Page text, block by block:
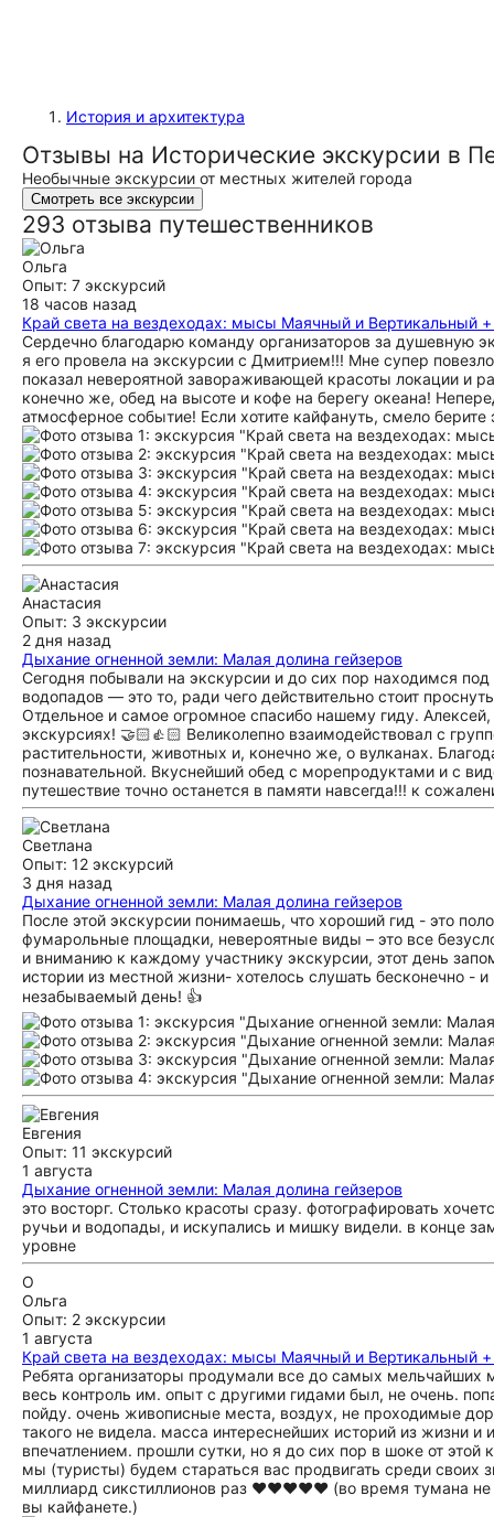
История и архитектура
Отзывы на Исторические экскурсии в
Необычные экскурсии от местных жителей города
Смотреть все экскурсии
293 отзыва путешественников
Ольга
Опыт: 7 экскурсий
18 часов назад
Край света на вездеходах: мысы Маячный и Вертикальный
Сердечно благодарю команду организаторов за душевную
я его провела на экскурсии с Дмитрием!!! Мне супер
показал невероятной завораживающей красоты локации и
конечно же, обед на высоте и кофе на берегу океана!
атмосферное событие! Если хотите кайфануть, смело
Анастасия
Опыт: 3 экскурсии
2 дня назад
Дыхание огненной земли: Малая долина гейзеров
Сегодня побывали на экскурсии и до сих пор находимся
водопадов — это то, ради чего действительно стоит
Отдельное и самое огромное спасибо нашему гиду.
экскурсиях! 🤝🏻👍🏻 Великолепно взаимодействовал с
растительности, животных и, конечно же, о вулканах.
познавательной. Вкуснейший обед с морепродуктами и с
путешествие точно останется в памяти навсегда!!! к
Светлана
Опыт: 12 экскурсий
3 дня назад
Дыхание огненной земли: Малая долина гейзеров
После этой экскурсии понимаешь, что хороший гид - это
фумарольные площадки, невероятные виды – это все
и вниманию к каждому участнику экскурсии, этот день
истории из местной жизни- хотелось слушать бесконечно
незабываемый день! 👍
Евгения
Опыт: 11 экскурсий
1 августа
Дыхание огненной земли: Малая долина гейзеров
это восторг. Столько красоты сразу. фотографировать
ручьи и водопады, и искупались и мишку видели. в конце
уровне
О
Ольга
Опыт: 2 экскурсии
1 августа
Край света на вездеходах: мысы Маячный и Вертикальный
Ребята организаторы продумали все до самых мельчайших
весь контроль им. опыт с другими гидами был, не очень.
пойду. очень живописные места, воздух, не проходимые
такого не видела. масса интереснейших историй из жизни
впечатлением. прошли сутки, но я до сих пор в шоке от
мы (туристы) будем стараться вас продвигать среди
миллиард сикстиллионов раз ❤️❤️❤️❤️❤️ (во время тумана не
вы кайфанете.)